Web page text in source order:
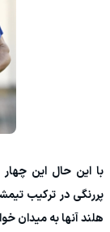
با این حال این
پررنگی در ترکیب
هلند آنها به میدان